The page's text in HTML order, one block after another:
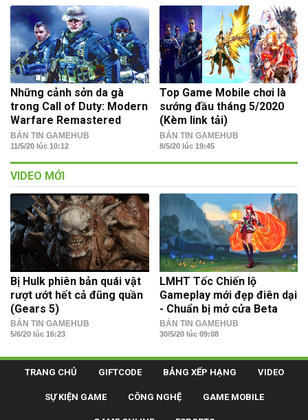
Những cảnh sởn da gà
trong Call of Duty: Modern
Warfare Remastered
BẢN TIN GAMEHUB
11/5/20 lúc 10:12
Top Game Mobile chơi là
sướng đầu tháng 5/2020
(Kèm link tải)
BẢN TIN GAMEHUB
8/5/20 lúc 19:45
VIDEO MỚI
Bị Hulk phiên bản quái vật
rượt ướt hết cả đũng quần
(Gears 5)
BẢN TIN GAMEHUB
5/6/20 lúc 16:23
LMHT Tốc Chiến lộ
Gameplay mới đẹp điên dại
- Chuẩn bị mở cửa Beta
BẢN TIN GAMEHUB
30/5/20 lúc 09:08
TRANG CHỦ GIFTCODE BẢNG XẾP HẠNG VIDEO
SỰ KIỆN GAME CÔNG NGHỆ GAME MOBILE